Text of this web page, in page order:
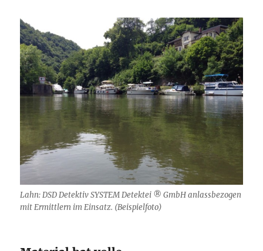
Lahn: DSD Detektiv SYSTEM Detektei ® GmbH anlassbezogen
mit Ermittlern im Einsatz. (Beispielfoto)